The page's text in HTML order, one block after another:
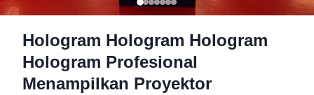
Hologram Hologram Hologram
Hologram Profesional
Menampilkan Proyektor